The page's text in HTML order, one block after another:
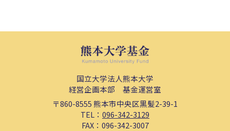
国立大学法人熊本大学
経営企画本部 基金運営室
〒860-8555熊本市中央区黒髪2-39-1
TEL： 096-342-3129
FAX：096-342-3007
クラウドファンディング
WEB申込によるご寄附
クレジットカードによるご寄
専用払込用紙によるご寄附